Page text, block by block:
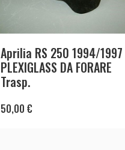
Aprilia RS 250 1994/1997
PLEXIGLASS DA FORARE
Trasp.
50,00 €